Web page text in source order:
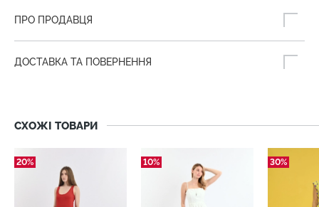
ПРО ПРОДАВЦЯ
ДОСТАВКА ТА ПОВЕРНЕННЯ
СХОЖІ ТОВАРИ
20% 10% 30%